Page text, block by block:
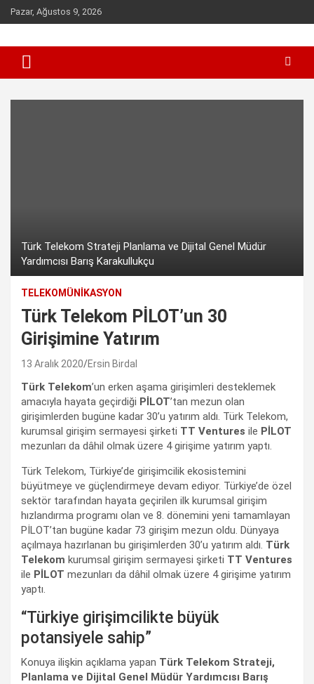
Skip
to
Pazar, Ağustos 9, 2026
incelet.com
Türk Telekom Strateji Planlama ve Dijital Genel Müdür
Yardımcısı Barış Karakullukçu
TELEKOMÜNIKASYON
Türk Telekom PİLOT’un 30
Girişimine Yatırım
13 Aralık 2020 Ersin Birdal
Türk Telekom’un erken aşama girişimleri desteklemek
amacıyla hayata geçirdiği PİLOT’tan mezun olan
girişimlerden bugüne kadar 30’u yatırım aldı. Türk Telekom,
kurumsal girişim sermayesi şirketi TT Ventures ile PİLOT
mezunları da dâhil olmak üzere 4 girişime yatırım yaptı.
Türk Telekom, Türkiye’de girişimcilik ekosistemini
büyütmeye ve güçlendirmeye devam ediyor. Türkiye’de özel
sektör tarafından hayata geçirilen ilk kurumsal girişim
hızlandırma programı olan ve 8. dönemini yeni tamamlayan
PİLOT’tan bugüne kadar 73 girişim mezun oldu. Dünyaya
açılmaya hazırlanan bu girişimlerden 30’u yatırım aldı. Türk
Telekom kurumsal girişim sermayesi şirketi TT Ventures
ile PİLOT mezunları da dâhil olmak üzere 4 girişime yatırım
yaptı.
“Türkiye girişimcilikte büyük
potansiyele sahip”
Konuya ilişkin açıklama yapan Türk Telekom Strateji,
Planlama ve Dijital Genel Müdür Yardımcısı Barış